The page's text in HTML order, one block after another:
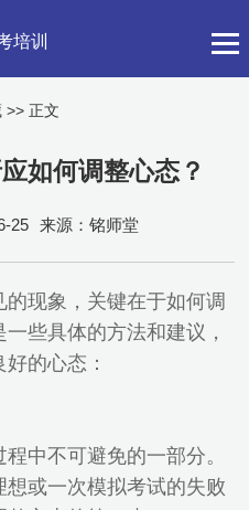
培训
>> 正文
如何调整心态？
25 来源：铭师堂
现象，关键在于如何调
些具体的方法和建议，
的心态：
中不可避免的一部分。
或一次模拟考试的失败